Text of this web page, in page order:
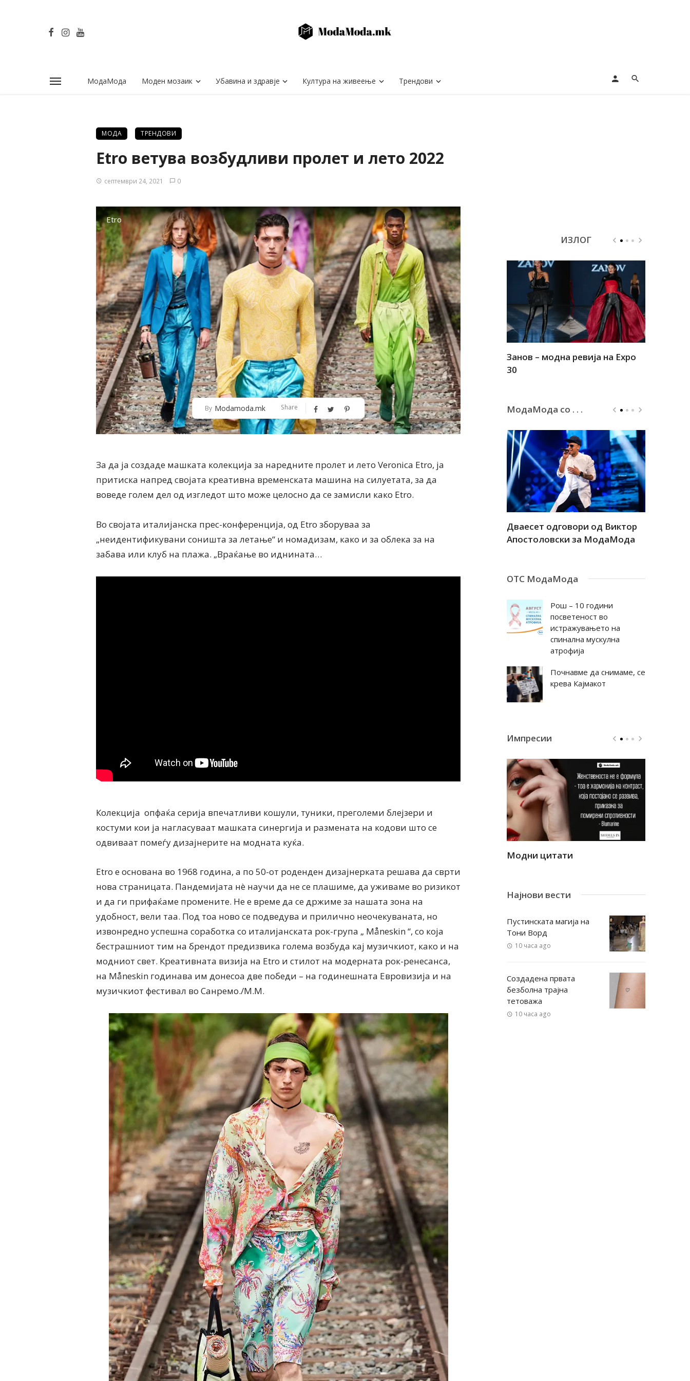
МодаМода Моден мозаик Убавина и здравје Култура на живеење Трендови
МОДА ТРЕНДОВИ
Etro ветува возбудливи пролет и лето 2022
септември 24, 2021 0
Etro
By Modamoda.mk Share
За да ја создаде машката колекција за наредните пролет и лето Veronica Etro, ја
притиска напред својата креативна временската машина на силуетата, за да
воведе голем дел од изгледот што може целосно да се замисли како Etro.
Во својата италијанска прес-конференција, од Etro зборуваа за
„неидентификувани соништа за летање“ и номадизам, како и за облека за на
забава или клуб на плажа. „Враќање во иднината…
Колекција опфаќа серија впечатливи кошули, туники, преголеми блејзери и
костуми кои ја нагласуваат машката синергија и размената на кодови што се
одвиваат помеѓу дизајнерите на модната куќа.
Etro е основана во 1968 година, а по 50-от роденден дизајнерката решава да сврти
нова страницата. Пандемијата нè научи да не се плашиме, да уживаме во ризикот
и да ги прифаќаме промените. Не е време да се држиме за нашата зона на
удобност, вели таа. Под тоа ново се подведува и прилично неочекуваната, но
извонредно успешна соработка со италијанската рок-група „ Måneskin “, со која
бестрашниот тим на брендот предизвика голема возбуда кај музичкиот, како и на
модниот свет. Креативната визија на Etro и стилот на модерната рок-ренесанса,
на Måneskin годинава им донесоа две победи – на годинешната Евровизија и на
музичкиот фестивал во Санремо./М.М.
ИЗЛОГ
Алшар – модна ревија на Expo
30
Филигрански обетки
Занов – модна ревија на Expo
30
МодаМода со . . .
Дваесет одговори од Милена
Антовска за МодаМода
Дваесет одговори за
МодаМода со Александар
Дваесет одговори од Виктор
Апостоловски за МодаМода
ОТС МодаМода
Рош – 10 години
посветеност во
истражувањето на
спинална мускулна
атрофија
Почнавме да снимаме, се
крева Кајмакот
Импресии
Модни цитати
Најнови вести
Пустинската магија на
Тони Ворд
10 часа ago
Создадена првата
безболна трајна
тетоважа
10 часа ago